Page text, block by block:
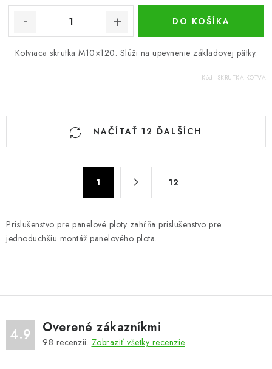
DO KOŠÍKA
Kotviaca skrutka M10×120. Slúži na upevnenie základovej pätky.
Kód: SKRUTKA-KOTVA
O
c
i
e
v
y
NAČÍTAŤ 12 ĎALŠÍCH
á
n
k
i
e
1 12
Príslušenstvo pre panelové ploty zahŕňa príslušenstvo pre
jednoduchšiu montáž panelového plota.
4.9 Overené zákazníkmi
98 recenzií. Zobraziť všetky recenzie